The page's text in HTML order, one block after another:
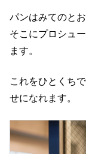
パンはみてのと
そこにプロシュ
ます。
これをひとくち
せになれます。